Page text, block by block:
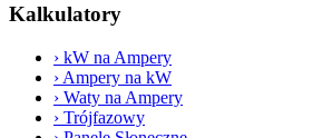
Kalkulatory
› kW na Ampery
› Ampery na kW
› Waty na Ampery
› Trójfazowy